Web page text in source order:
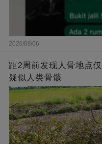
2026/08/06
距2周前发现人骨地点
疑似人类骨骸